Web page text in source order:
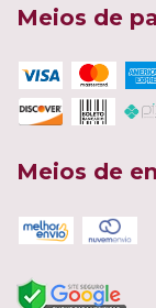
Meios de
Meios de